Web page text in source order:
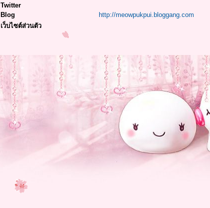
Twitter
Blog
http://meowpukpui.bloggang.com
เว็บไซต์ส่วนตัว